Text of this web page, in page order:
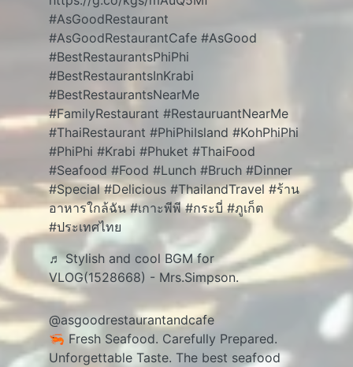
#AsGoodRestaurant
#AsGoodRestaurantCafe #AsGood
#BestRestaurantsPhiPhi
#BestRestaurantsInKrabi
#BestRestaurantsNearMe
#FamilyRestaurant #RestauruantNearMe
#ThaiRestaurant #PhiPhiIsland #KohPhiPhi
#PhiPhi #Krabi #Phuket #ThaiFood
#Seafood #Food #Lunch #Bruch #Dinner
#Special #Delicious #ThailandTravel #ร้าน
อาหารใกล้ฉัน #เกาะพีพี #กระบี่ #ภูเก็ต
#ประเทศไทย
♬ Stylish and cool BGM for
VLOG(1528668) - Mrs.Simpson.
@asgoodrestaurantandcafe
🦐 Fresh Seafood. Carefully Prepared.
Unforgettable Taste. The best seafood